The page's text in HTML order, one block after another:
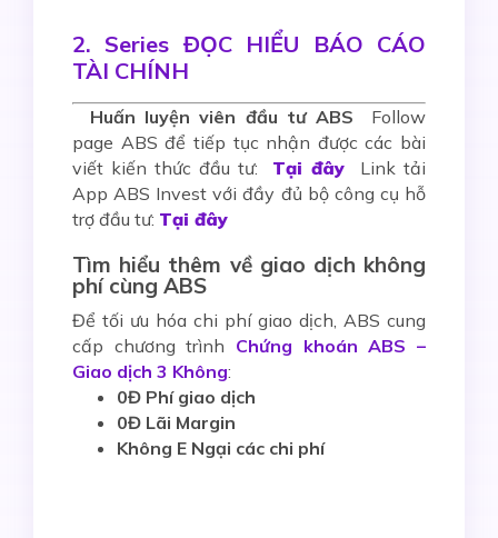
2. Series ĐỌC HIỂU BÁO CÁO
TÀI CHÍNH
Huấn luyện viên đầu tư ABS
Follow
page ABS để tiếp tục nhận được các bài
viết kiến thức đầu tư: Tại đây
Link tải
App ABS Invest với đầy đủ bộ công cụ hỗ
trợ đầu tư: Tại đây
Tìm hiểu thêm về giao dịch không
phí cùng ABS
Để tối ưu hóa chi phí giao dịch, ABS cung
cấp chương trình Chứng khoán ABS –
Giao dịch 3 Không:
0Đ Phí giao dịch
0Đ Lãi Margin
Không E Ngại các chi phí